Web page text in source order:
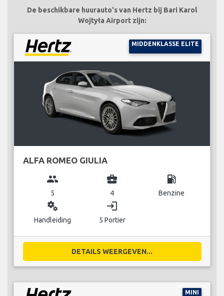
De beschikbare huurauto's van Hertz bij Bari Karol
Wojtyła Airport zijn:
MIDDENKLASSE ELITE
ALFA ROMEO GIULIA
group
5
business_center
4
local_gas_station
Benzine
miscellaneous_services
Handleiding
login
5 Portier
DETAILS WEERGEVEN...
MINI